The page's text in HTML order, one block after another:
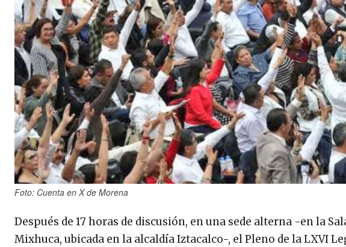
Foto: Cuenta en X de Morena
Después de 17 horas de discusión, en una sede alterna -en la
Mixhuca, ubicada en la alcaldía Iztacalco-, el Pleno de la LXVI